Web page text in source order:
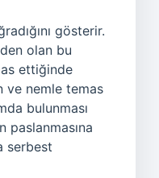
gösterir.
olan bu
ettiğinde
ve nemle temas
bulunması
serbest